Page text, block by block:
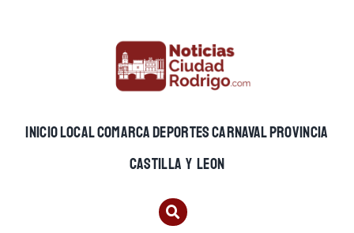
INICIOLOCALCOMARCADEPORTESCARNAVALPROVINCIA
CASTILLA Y LEON